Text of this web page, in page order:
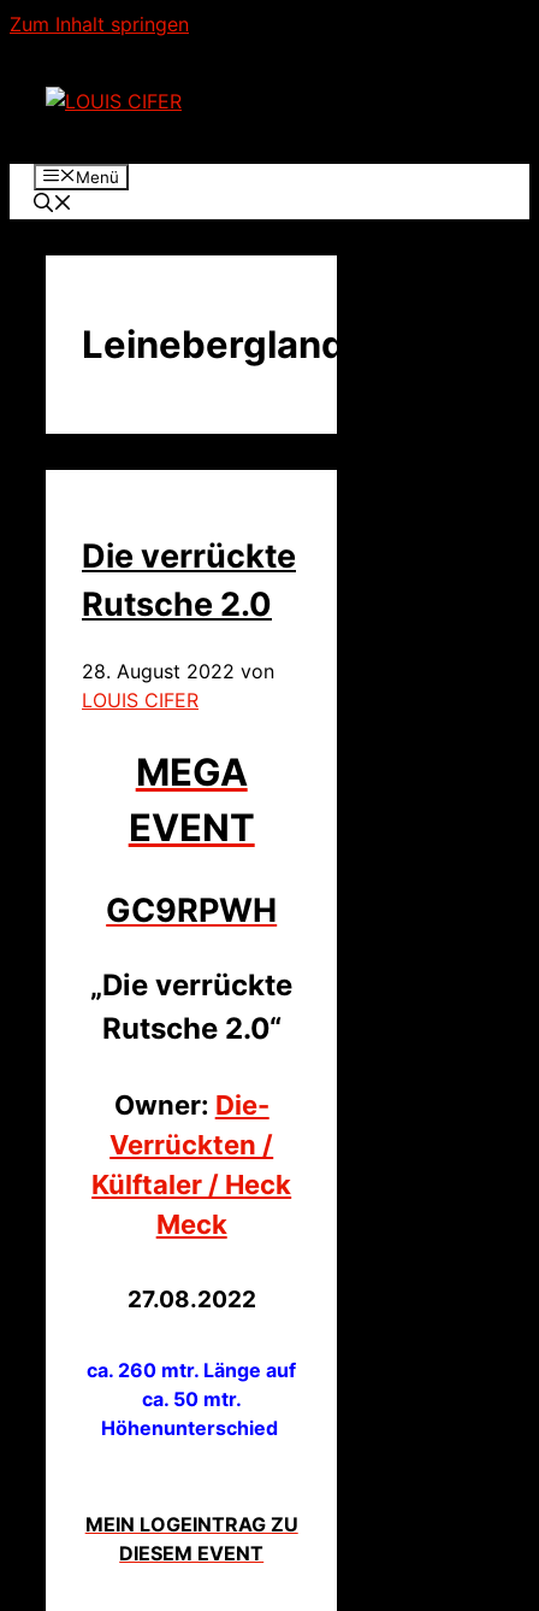
Zum Inhalt springen
Menü
Leinebergland
Die verrückte
Rutsche 2.0
28. August 2022 von
LOUIS CIFER
MEGA
EVENT
GC9RPWH
„Die verrückte
Rutsche 2.0“
Owner: Die-
Verrückten /
Külftaler / Heck
Meck
27.08.2022
ca. 260 mtr. Länge auf
ca. 50 mtr.
Höhenunterschied
MEIN LOGEINTRAG ZU
DIESEM EVENT